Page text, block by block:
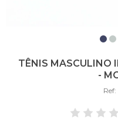
TÊNIS MASCULINO
-
Ref: